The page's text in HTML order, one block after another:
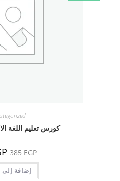
كورس تعليم اللغة
385EGP
إضافة إلى